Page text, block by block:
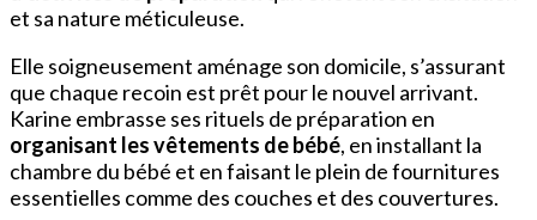
et sa nature méticuleuse.
Elle soigneusement aménage son domicile, s’assurant
que chaque recoin est prêt pour le nouvel arrivant.
Karine embrasse ses rituels de préparation en
organisant les vêtements de bébé, en installant la
chambre du bébé et en faisant le plein de fournitures
essentielles comme des couches et des couvertures.